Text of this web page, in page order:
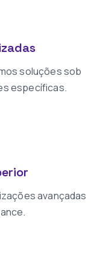
soluções sob
específicas.
avançadas